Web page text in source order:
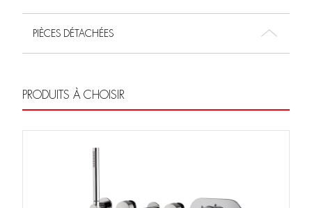
PIÈCES DÉTACHÉES
PRODUITS À CHOISIR